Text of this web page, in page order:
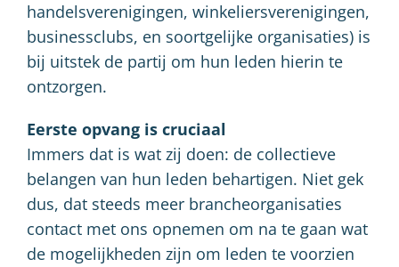
handelsverenigingen, winkeliersverenigingen,
businessclubs, en soortgelijke organisaties) is
bij uitstek de partij om hun leden hierin te
ontzorgen.
Eerste opvang is cruciaal
Immers dat is wat zij doen: de collectieve
belangen van hun leden behartigen. Niet gek
dus, dat steeds meer brancheorganisaties
contact met ons opnemen om na te gaan wat
de mogelijkheden zijn om leden te voorzien